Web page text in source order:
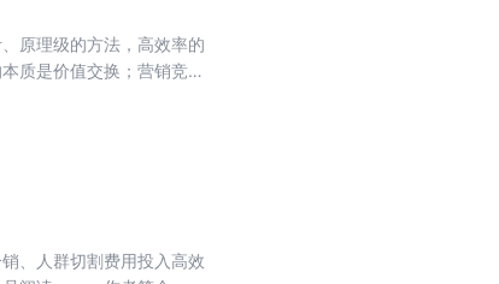
原理级的方法，高效率的
质是价值交换；营销竞争
、人群切割费用投入高效